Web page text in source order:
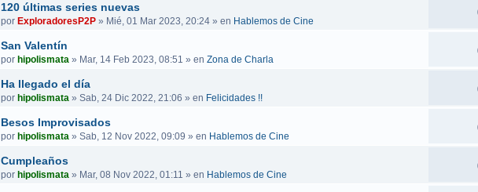
120 últimas series nuevas
por ExploradoresP2P» Mié, 01 Mar 2023, 20:24» en Hablemos de Cine
San Valentín
por hipolismata» Mar, 14 Feb 2023, 08:51 » en Zona de Charla
Ha llegado el día
por hipolismata» Sab, 24 Dic 2022, 21:06 » en Felicidades !!
Besos Improvisados
por hipolismata» Sab, 12 Nov 2022, 09:09 » en Hablemos de Cine
Cumpleaños
por hipolismata» Mar, 08 Nov 2022, 01:11 » en Hablemos de Cine